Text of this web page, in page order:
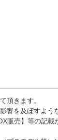
頂きます。
を及ぼすよう
販売】等の記